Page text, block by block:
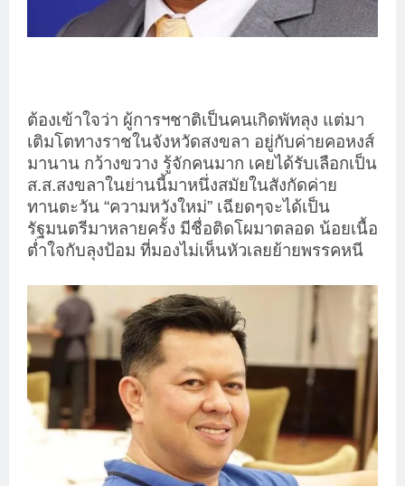
ต้องเข้าใจว่า ผู้การฯชาติเป็นคนเกิดพัทลุง แต่มา
เติมโตทางราชในจังหวัดสงขลา อยู่กับค่ายคอหงส์
มานาน กว้างขวาง รู้จักคนมาก เคยได้รับเลือกเป็น
ส.ส.สงขลาในย่านนี้มาหนึ่งสมัยในสังกัดค่าย
ทานตะวัน “ความหวังใหม่” เฉียดๆจะได้เป็น
รัฐมนตรีมาหลายครั้ง มีชื่อติดโผมาตลอด น้อยเนื้อ
ต่ำใจกับลุงป้อม ที่มองไม่เห็นหัวเลยย้ายพรรคหนี